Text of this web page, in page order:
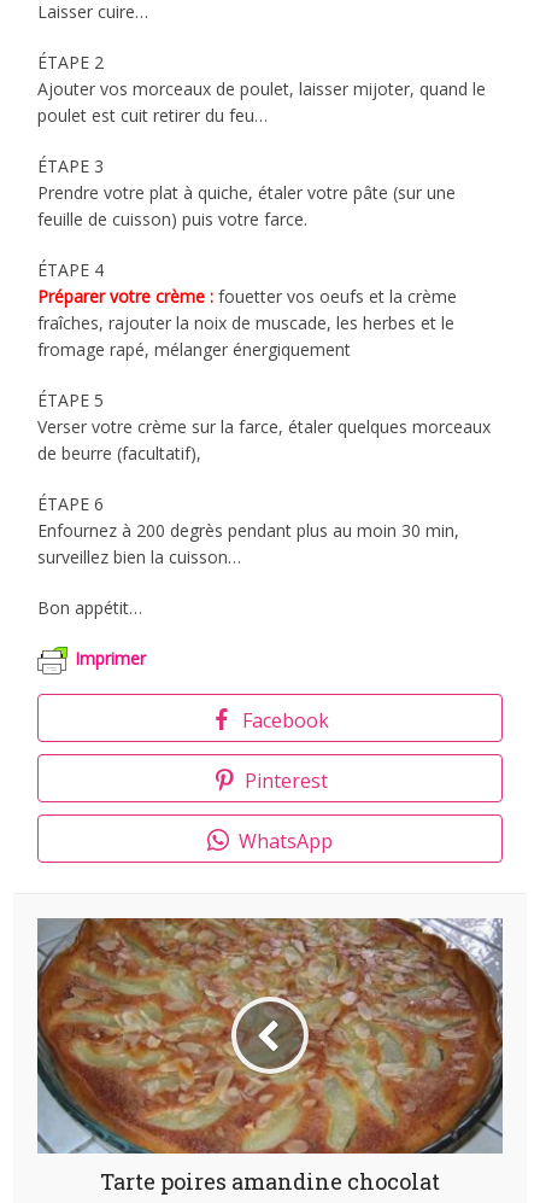
Laisser cuire…
ÉTAPE 2
Ajouter vos morceaux de poulet, laisser mijoter, quand le
poulet est cuit retirer du feu…
ÉTAPE 3
Prendre votre plat à quiche, étaler votre pâte (sur une
feuille de cuisson) puis votre farce.
ÉTAPE 4
Préparer votre crème : fouetter vos oeufs et la crème
fraîches, rajouter la noix de muscade, les herbes et le
fromage rapé, mélanger énergiquement
ÉTAPE 5
Verser votre crème sur la farce, étaler quelques morceaux
de beurre (facultatif),
ÉTAPE 6
Enfournez à 200 degrès pendant plus au moin 30 min,
surveillez bien la cuisson…
Bon appétit…
Imprimer
Facebook
Pinterest
WhatsApp
Tarte poires amandine chocolat